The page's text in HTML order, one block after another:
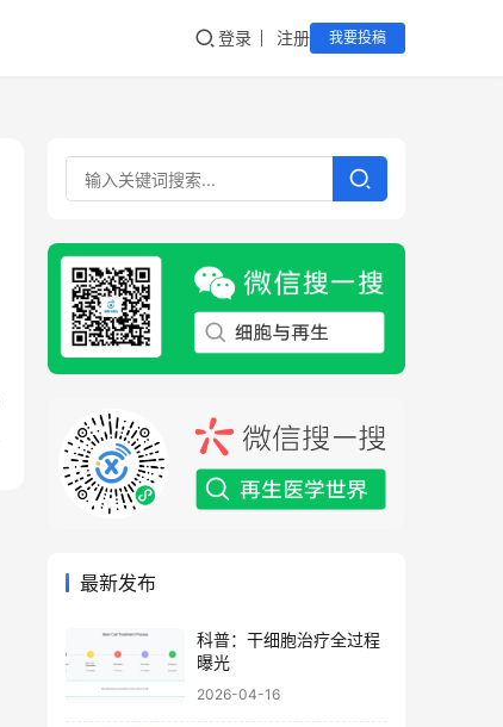
登录 注册 我要投稿
最新发布
科普：干细胞治疗全过程
曝光
2026-04-16